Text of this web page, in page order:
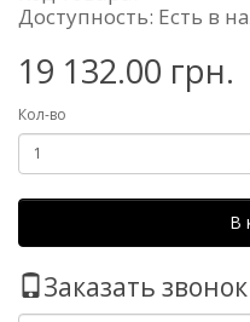
Доступность: Есть в
19 132.00 грн.
Кол-во
В
Заказать звонок